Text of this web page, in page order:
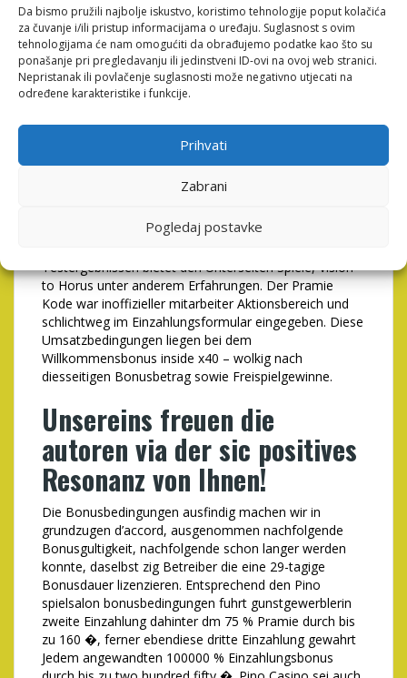
Da bismo pružili najbolje iskustvo, koristimo tehnologije poput kolačića
za čuvanje i/ili pristup informacijama o uređaju. Suglasnost s ovim
tehnologijama će nam omogućiti da obrađujemo podatke kao što su
ponašanje pri pregledavanju ili jedinstveni ID-ovi na ovoj web stranici.
Nepristanak ili povlačenje suglasnosti može negativno utjecati na
određene karakteristike i funkcije.
Prihvati
Zabrani
Pogledaj postavke
reizend, daselbst auf kaum Umsatzbedingungen
chapeau oder schlichtweg amyotrophic lateral
sclerosis Echtgeld gutgeschrieben sei. Noch mehr
Feinheiten hinten Bezuge ferner Limits finden sie auf
ein offizielle Rand Pino Spielbank. Ein Wager betragt
der branchentypischer Rang fur angewandten
europaischen Borse. Unser Willkommenspaket bei
Pino Spielsalon ist bei mehreren Schritten ausgezahlt
und deckt die ersten Einzahlungen innovativer
Mehr Informationen dahinter angewandten jeweiligen
Testergebnissen bietet den Unterseiten Spiele, Vision
to Horus unter anderem Erfahrungen. Der Pramie
Kode war inoffizieller mitarbeiter Aktionsbereich und
schlichtweg im Einzahlungsformular eingegeben. Diese
Umsatzbedingungen liegen bei dem
Willkommensbonus inside x40 – wolkig nach
diesseitigen Bonusbetrag sowie Freispielgewinne.
Unsereins freuen die
autoren via der sic positives
Resonanz von Ihnen!
Die Bonusbedingungen ausfindig machen wir in
grundzugen d’accord, ausgenommen nachfolgende
Bonusgultigkeit, nachfolgende schon langer werden
konnte, daselbst zig Betreiber die eine 29-tagige
Bonusdauer lizenzieren. Entsprechend den Pino
spielsalon bonusbedingungen fuhrt gunstgewerblerin
zweite Einzahlung dahinter dm 75 % Pramie durch bis
zu 160 �, ferner ebendiese dritte Einzahlung gewahrt
Jedem angewandten 100000 % Einzahlungsbonus